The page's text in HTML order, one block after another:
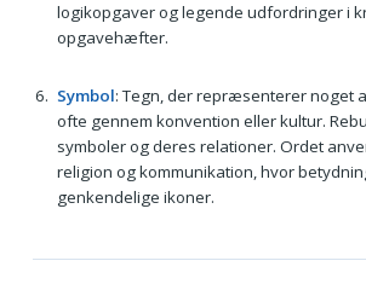
logikopgaver og legende udfordringer i
opgavehæfter.
Symbol: Tegn, der repræsenterer noget
ofte gennem konvention eller kultur.
symboler og deres relationer. Ordet
religion og kommunikation, hvor
genkendelige ikoner.